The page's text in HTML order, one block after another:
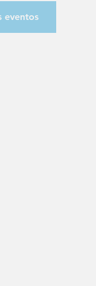
eventos